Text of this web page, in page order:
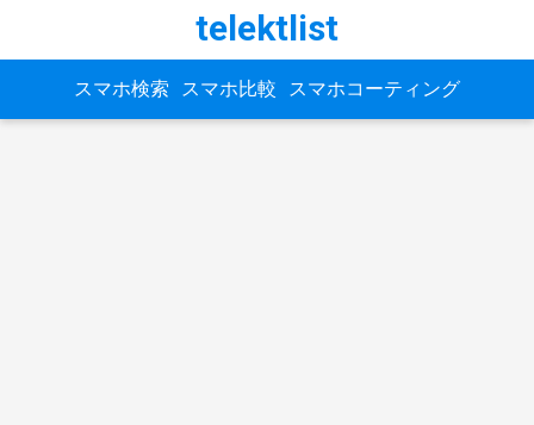
telektlist
スマホ検索 スマホ比較 スマホコーティング